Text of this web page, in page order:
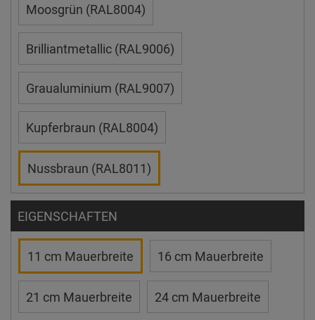
Moosgrün (RAL8004)
Brilliantmetallic (RAL9006)
Graualuminium (RAL9007)
Kupferbraun (RAL8004)
Nussbraun (RAL8011)
EIGENSCHAFTEN
11 cm Mauerbreite 16 cm Mauerbreite
21 cm Mauerbreite 24 cm Mauerbreite